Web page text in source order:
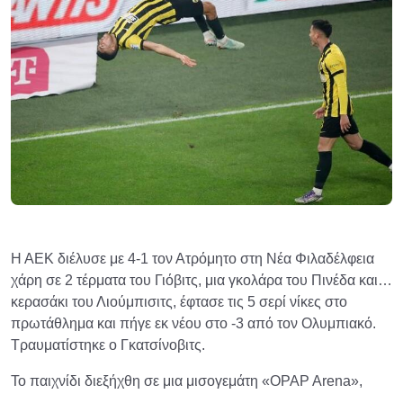
Η ΑΕΚ διέλυσε με 4-1 τον Ατρόμητο στη Νέα Φιλαδέλφεια
χάρη σε 2 τέρματα του Γιόβιτς, μια γκολάρα του Πινέδα και…
κερασάκι του Λιούμπισιτς, έφτασε τις 5 σερί νίκες στο
πρωτάθλημα και πήγε εκ νέου στο -3 από τον Ολυμπιακό.
Τραυματίστηκε ο Γκατσίνοβιτς.
Το παιχνίδι διεξήχθη σε μια μισογεμάτη «OPAP Arena»,